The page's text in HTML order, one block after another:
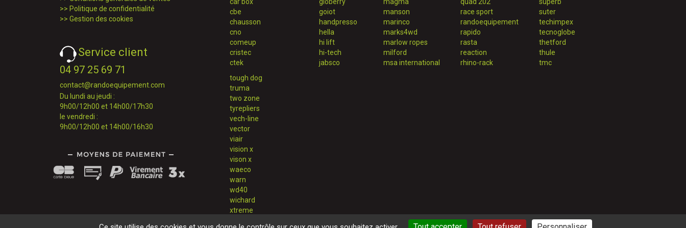
>> Politique de confidentialité
>> Gestion des cookies
Service client
04 97 25 69 71
contact@randoequipement.com
Du lundi au jeudi :
9h00/12h00 et 14h00/17h30
le vendredi :
9h00/12h00 et 14h00/16h30
cbe
chausson
cno
comeup
cristec
ctek
goiot
handpresso
hella
hi lift
hi-tech
jabsco
manson
marinco
marks4wd
marlow ropes
milford
msa international
race sport
randoequipement
rapido
rasta
reaction
rhino-rack
suter
techimpex
tecnoglobe
thetford
thule
tmc
tough dog
truma
two zone
tyrepliers
vech-line
vector
viair
vision x
vison x
waeco
warn
wd40
wichard
xtreme